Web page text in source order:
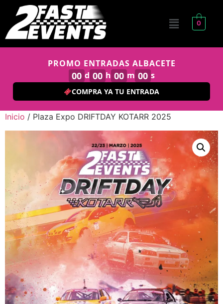
0
PROMO ENTRADAS ALBACETE
00 d 00 h 00 m 00 s
COMPRA YA TU ENTRADA
Inicio / Plaza Expo DRIFTDAY KOTARR 2025